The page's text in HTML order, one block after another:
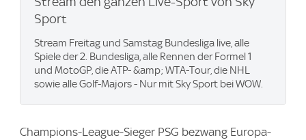
Sport
Stream Freitag und Samstag Bundesliga live, alle
Spiele der 2. Bundesliga, alle Rennen der Formel 1
und MotoGP, die ATP- &amp; WTA-Tour, die NHL
sowie alle Golf-Majors - Nur mit Sky Sport bei WOW.
Champions-League-Sieger PSG bezwang Europa-